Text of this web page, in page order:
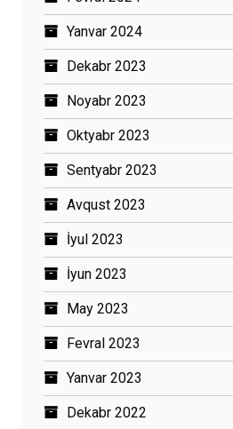
Yanvar 2024
Dekabr 2023
Noyabr 2023
Oktyabr 2023
Sentyabr 2023
Avqust 2023
İyul 2023
İyun 2023
May 2023
Fevral 2023
Yanvar 2023
Dekabr 2022